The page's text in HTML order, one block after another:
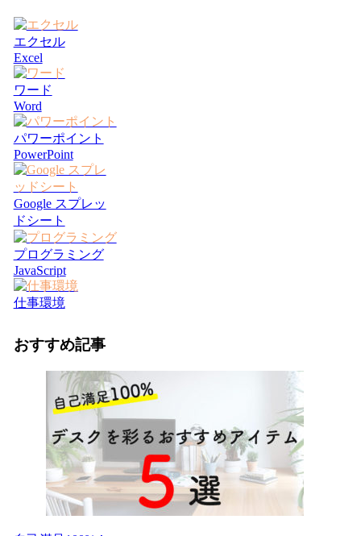
エクセル
Excel
ワード
Word
パワーポイント
PowerPoint
Google スプレッ
ドシート
プログラミング
JavaScript
仕事環境
おすすめ記事